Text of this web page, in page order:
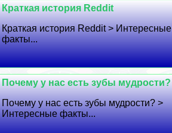
Краткая история Reddit
Краткая история Reddit > Интересные
факты...
Почему у нас есть зубы мудрости?
Почему у нас есть зубы мудрости? >
Интересные факты...